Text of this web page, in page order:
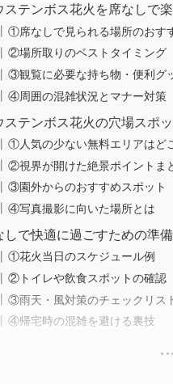
ステンボス花火を席なしで
①席なしで見られる場所のおす
②場所取りのベストタイミング
③観覧に必要な持ち物・便利グ
④周囲の混雑状況とマナー対策
ステンボス花火の穴場スポ
①人気の少ない無料エリアはど
②視界が開けた絶景ポイントま
③園外からのおすすめスポット
④写真撮影に向いた場所とは
しで快適に過ごすための準
①花火当日のスケジュール例
②トイレや飲食スポットの確認
③雨天・風対策のチェックリス
④帰宅時の混雑を避ける裏技